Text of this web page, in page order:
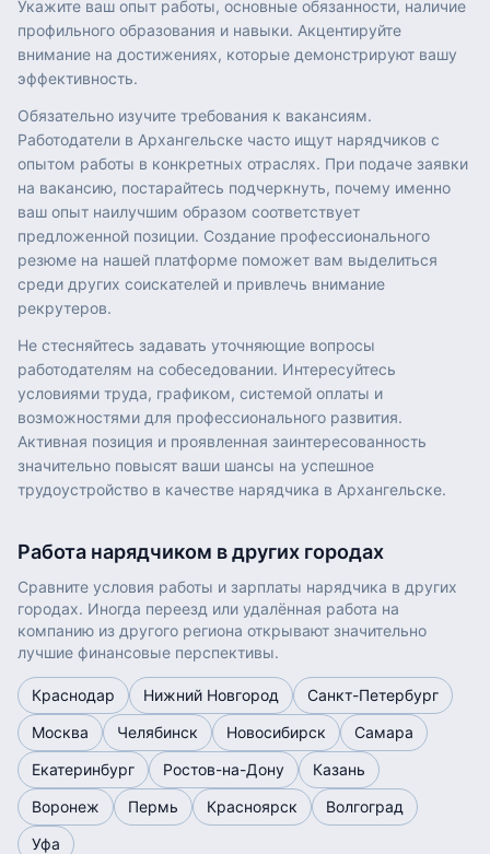
Укажите ваш опыт работы, основные обязанности, наличие
профильного образования и навыки. Акцентируйте
внимание на достижениях, которые демонстрируют вашу
эффективность.
Обязательно изучите требования к вакансиям.
Работодатели в Архангельске часто ищут нарядчиков с
опытом работы в конкретных отраслях. При подаче заявки
на вакансию, постарайтесь подчеркнуть, почему именно
ваш опыт наилучшим образом соответствует
предложенной позиции. Создание профессионального
резюме на нашей платформе поможет вам выделиться
среди других соискателей и привлечь внимание
рекрутеров.
Не стесняйтесь задавать уточняющие вопросы
работодателям на собеседовании. Интересуйтесь
условиями труда, графиком, системой оплаты и
возможностями для профессионального развития.
Активная позиция и проявленная заинтересованность
значительно повысят ваши шансы на успешное
трудоустройство в качестве нарядчика в Архангельске.
Работа нарядчиком в других городах
Сравните условия работы и зарплаты нарядчика в других
городах. Иногда переезд или удалённая работа на
компанию из другого региона открывают значительно
лучшие финансовые перспективы.
Краснодар Нижний Новгород
Санкт-Петербург
Москва
Челябинск Новосибирск
Самара
Екатеринбург
Ростов-на-Дону
Казань
Воронеж
Пермь Красноярск
Волгоград
Уфа